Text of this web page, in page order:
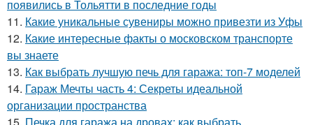
появились в Тольятти в последние годы
11. Какие уникальные сувениры можно привезти из Уфы
12. Какие интересные факты о московском транспорте
вы знаете
13. Как выбрать лучшую печь для гаража: топ-7 моделей
14. Гараж Мечты часть 4: Секреты идеальной
организации пространства
15. Печка для гаража на дровах: как выбрать